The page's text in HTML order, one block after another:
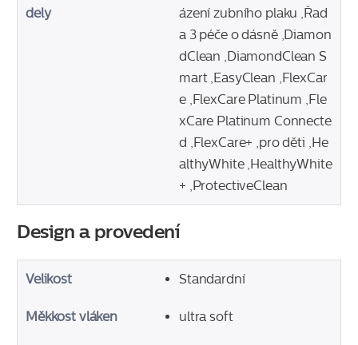
dely
ázení zubního plaku ,Řad
a 3 péče o dásně ,Diamon
dClean ,DiamondClean S
mart ,EasyClean ,FlexCar
e ,FlexCare Platinum ,Fle
xCare Platinum Connecte
d ,FlexCare+ ,pro děti ,He
althyWhite ,HealthyWhite
+ ,ProtectiveClean
Design a provedení
Velikost Standardní
Měkkost vláken ultra soft